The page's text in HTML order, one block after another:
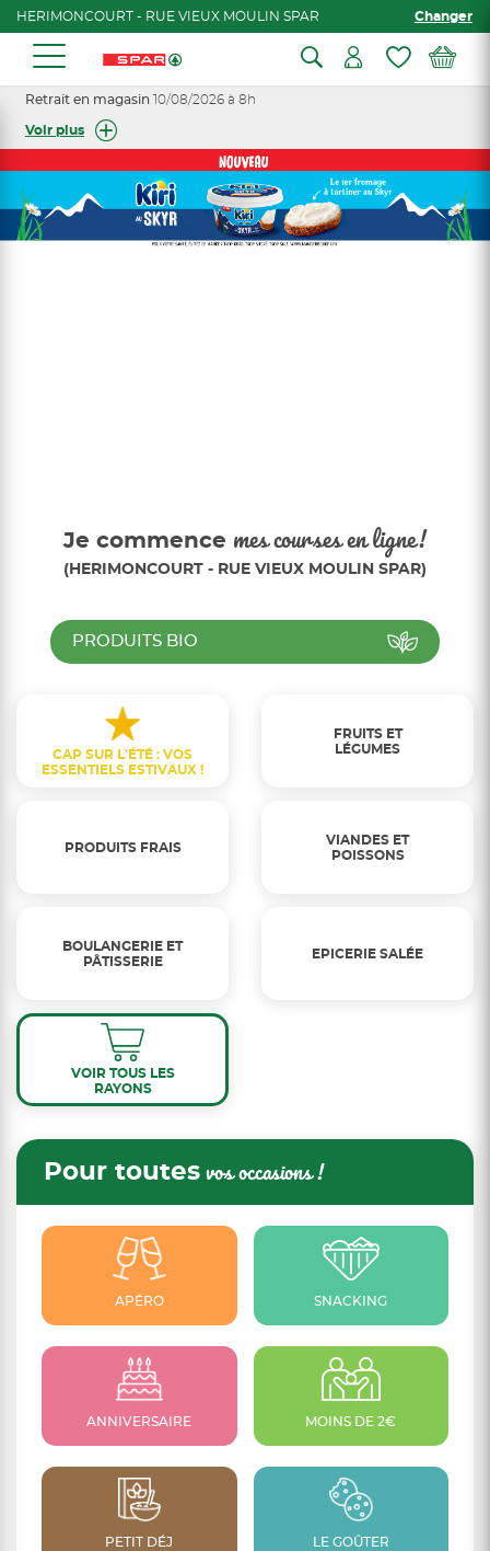
HERIMONCOURT - RUE VIEUX MOULIN SPAR Changer
Retrait en magasin 10/08/2026 à 8h
Voir plus
Je commence mes courses en ligne!
(HERIMONCOURT - RUE VIEUX MOULIN SPAR)
PRODUITS BIO
CAP SUR L'ÉTÉ : VOS
ESSENTIELS ESTIVAUX !
FRUITS ET
LÉGUMES
PRODUITS FRAIS
VIANDES ET
POISSONS
BOULANGERIE ET
PÂTISSERIE
EPICERIE SALÉE
VOIR TOUS LES
RAYONS
Pour toutes vos occasions !
APÉRO SNACKING
ANNIVERSAIRE MOINS DE 2€
PETIT DÉJ LE GOÛTER